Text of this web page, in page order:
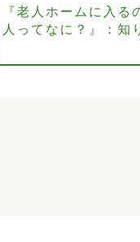
『老人ホームに入る
人ってなに？』：知